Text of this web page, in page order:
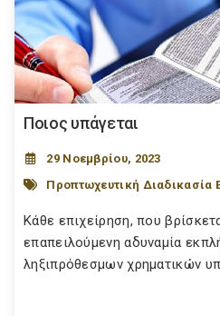
Ποιος υπάγεται
29 Νοεμβρίου, 2023
Προπτωχευτική Διαδικασία
Κάθε επιχείρηση, που
επαπειλούμενη αδυναμία
ληξιπρόθεσμων χρηματικών